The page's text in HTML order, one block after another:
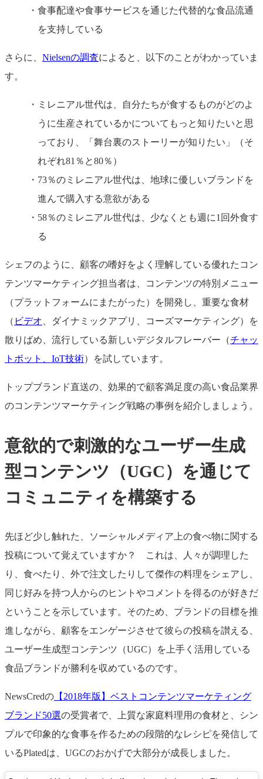
食事配達や食事サービスを通じた代替的な食品流通
を支持している
さらに、 Nielsenの調査によると、以下のことがわかっていま
す。
ミレニアル世代は、自分たちが食するものがどのよ
うに生産されているかについてもっと知りたいと思
っており、「舞台裏のストーリーが知りたい」（そ
れぞれ81％と80％）
73％のミレニアル世代は、地球に優しいブランドを
進んで購入する意欲がある
58％のミレニアル世代は、少なくとも週に1回外食す
る
シェフのように、顧客の嗜好をよく理解している優れたコン
テンツマーケティング担当者は、コンテンツの特別メニュー
（プラットフォームにまたがった）を開発し、重要な食材
（ ビデオ、ダイナミックアプリ、コーズマーケティング）を
散りばめ、流行している新しいデジタルフレーバー（チャッ
トボット、IoT技術）を試しています。
トップブランド直送の、効果的で顧客満足度の高い食品業界
のコンテンツマーケティング戦略の事例を紹介しましょう。
意欲的で刺激的なユーザー生成
型コンテンツ（UGC）を通じて
コミュニティを構築する
先ほど少し触れた、ソーシャルメディア上の食べ物に関する
投稿について覚えていますか？ これは、人々が調理した
り、食べたり、外で注文したりして傑作の料理をシェアし、
同じ好みを持つ人からのヒントやコメントを得るのが好きだ
ということを示しています。そのため、ブランドの目標を推
進しながら、顧客をエンゲージさせて彼らの投稿を讃える、
ユーザー生成型コンテンツ（UGC）を上手く活用している
食品ブランドが勝利を収めているのです。
NewsCredの 【2018年版】ベストコンテンツマーケティング
ブランド50選の受賞者で、上質な家庭料理用の食材と、シン
プルで印象的な食事を作るための段階的なレシピを発信して
いるPlatedは、UGCのおかげで大部分が成長しました。